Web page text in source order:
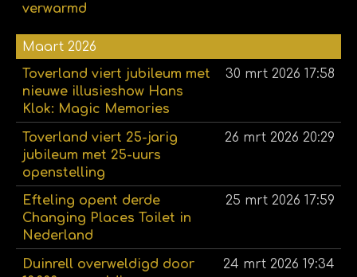
verwarmd
Maart 2026
Toverland viert jubileum met
nieuwe illusieshow Hans
Klok: Magic Memories
30 mrt 2026 17:58
Toverland viert 25-jarig
jubileum met 25-uurs
openstelling
26 mrt 2026 20:29
Efteling opent derde
Changing Places Toilet in
Nederland
25 mrt 2026 17:59
Duinrell overweldigd door
24 mrt 2026 19:34